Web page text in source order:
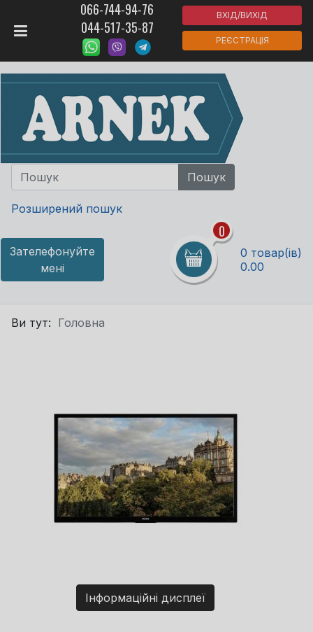
066-744-94-76
044-517-35-87
ВХІД/ВИХІД
РЕЄСТРАЦІЯ
Розширений пошук
Зателефонуйте
мені
0
0 товар(ів)
0.00
Ви тут: Головна
Інформаційні дисплеї